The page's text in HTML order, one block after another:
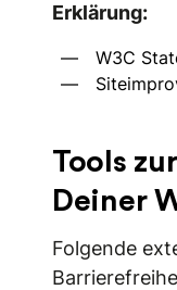
Erklärung:
W3C
Tools
Deiner
Folgende